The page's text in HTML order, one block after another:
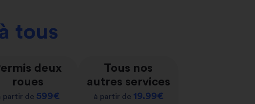
tous
deux
roues
partir de 599€
Tous nos
autres services
à partir de 19.99€